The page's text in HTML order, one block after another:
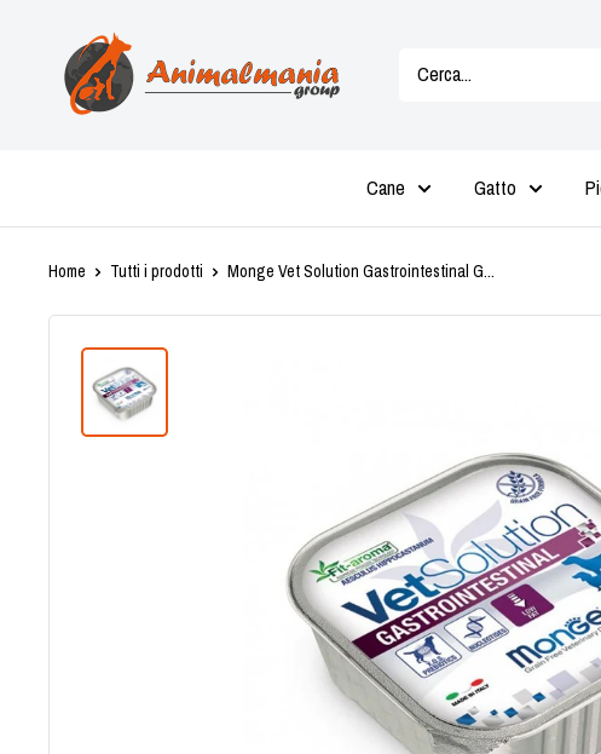
contenuto
Animalmania
Store
Cane Gatto
Home Tutti i prodotti Monge Vet Solution Gastrointestinal G...